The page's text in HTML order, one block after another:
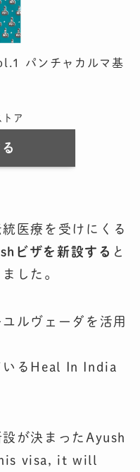
パンチャカルマ基
トア
医療を受けにくる
ビザを新設する と
した。
ルヴェーダを活用
いるHeal In India
が決まったAyush
visa, it will